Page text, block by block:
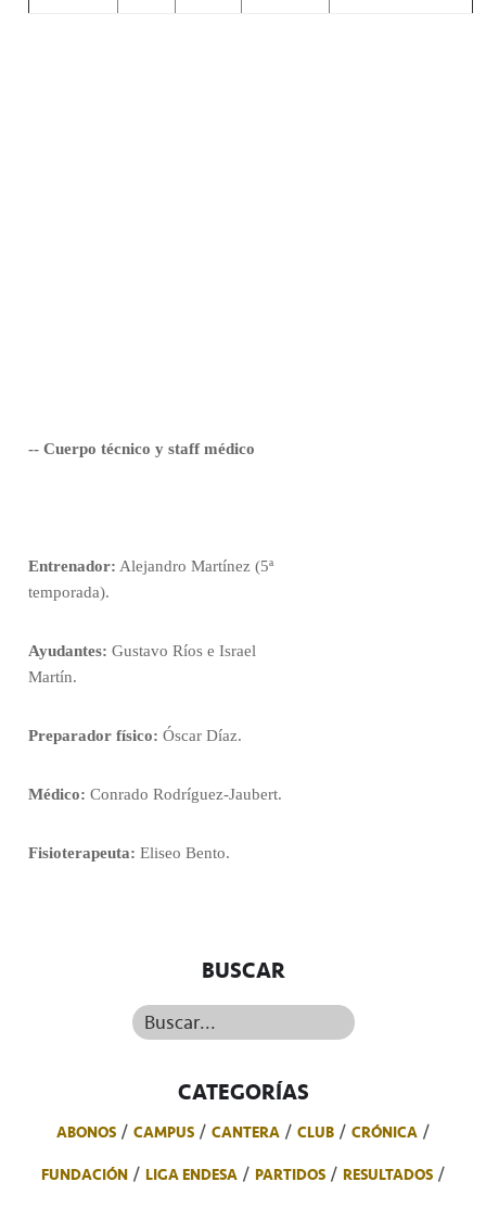
-- Cuerpo técnico y staff médico
Entrenador: Alejandro Martínez (5ª
temporada).
Ayudantes: Gustavo Ríos e Israel
Martín.
Preparador físico: Óscar Díaz.
Médico: Conrado Rodríguez-Jaubert.
Fisioterapeuta: Eliseo Bento.
BUSCAR
Buscar...
CATEGORÍAS
ABONOS CAMPUS CANTERA CLUB
CRÓNICA
FUNDACIÓN
LIGA ENDESA PARTIDOS
RESULTADOS